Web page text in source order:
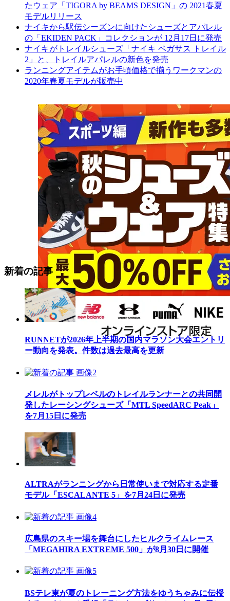
たウェア「TIGORA by BEAMS DESIGN」の 2021春夏
モデルリリース
ナイキから駅伝シーズンに向けたシューズとアパレル
の「EKIDEN PACK」コレクションが 12月17日に発売
ナイキがトレイルシューズ「ナイキ ペガサス トレイル
2」と、トレイルアパレルの新色を発売
ランニングアイテムがお手頃価格で揃うワークマンの
2020年春夏モデルが販売中
新着の記事
RUNNETが2026年上半期の国内マラソン大会エントリ
ー動向を発表。件数は過去最高を更新
メレルがトップレベルのトレイルランナーとの共同開
発したレーシングシューズ「MTL SpeedARC Peak」
を7月15日に発売
ALTRAがランニングから日常使いまで対応する定番
モデル「ESCALANTE 5」を7月24日に発売
広島県のスキー場を舞台にしたヒルクライムレース
「MEGAHIRA EXTREME 500」が8月30日に開催
BSテレ東が夏のトレーニング方法をゆうちゃみに伝授